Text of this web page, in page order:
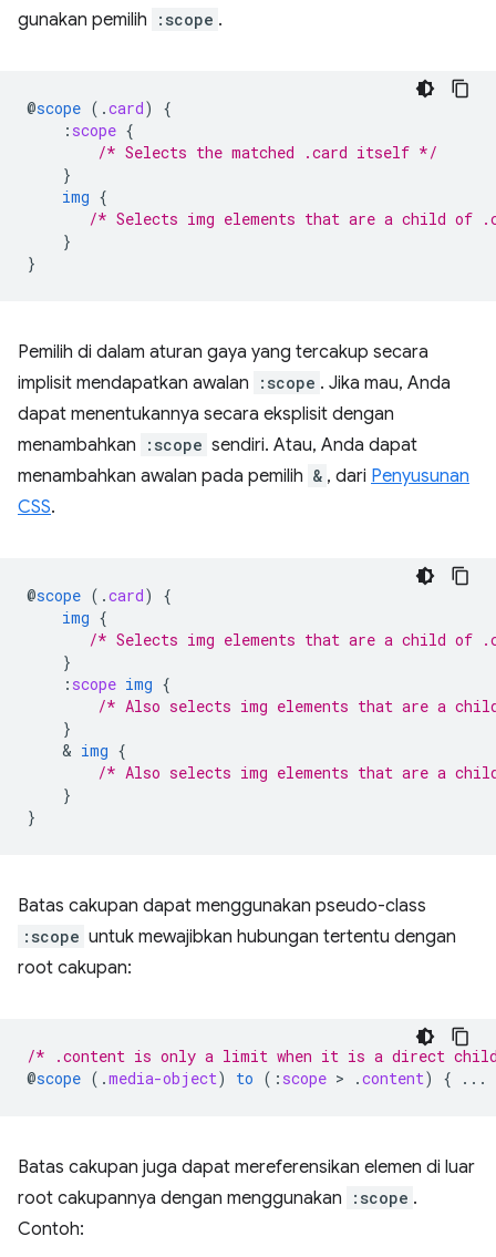
gunakan pemilih
:scope .
@scope ( .card)
{
: scope {
/* Selects the matched .card itself */
}
img {
/* Selects img elements that are a child of
}
}
Pemilih di dalam aturan gaya yang tercakup secara
implisit mendapatkan awalan
:scope . Jika mau, Anda
dapat menentukannya secara eksplisit dengan
menambahkan
:scope sendiri. Atau, Anda dapat
menambahkan awalan pada pemilih & , dari Penyusunan
CSS.
@scope ( .card)
{
img {
/* Selects img elements that are a child of
}
: scope img {
/* Also selects img elements that are a
}
    &
img {
/* Also selects img elements that are a
}
}
Batas cakupan dapat menggunakan pseudo-class
:scope untuk mewajibkan hubungan tertentu dengan
root cakupan:
/* .content is only a limit when it is a direct
@scope ( .media-object) to ( : scope > .content) { ...
Batas cakupan juga dapat mereferensikan elemen di luar
root cakupannya dengan menggunakan
:scope .
Contoh: